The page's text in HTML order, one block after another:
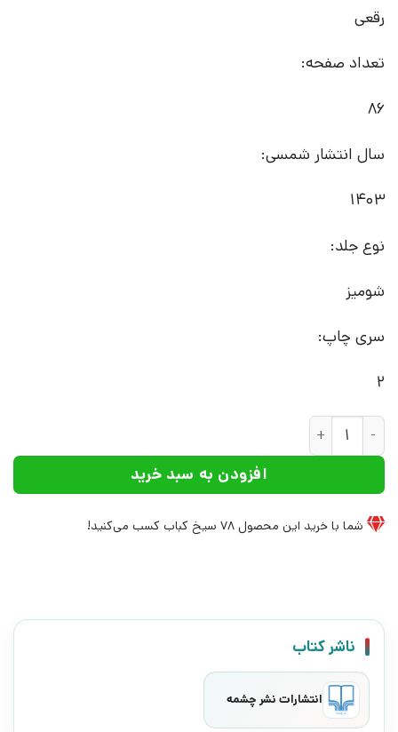
رقعی
تعداد صفحه:
86
سال انتشار شمسی:
1403
نوع جلد:
شومیز
سری چاپ:
2
کتاب کسی را نکشته ام | انتشارات نشر چشمه عدد
افزودن به سبد خرید
شما با خرید این محصول 78 سیخ کباب کسب می‌کنید!
ناشر کتاب
انتشارات نشر چشمه